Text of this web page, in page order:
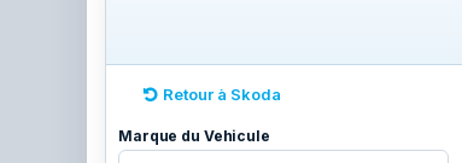
Retour à Skoda
Marque du Vehicule